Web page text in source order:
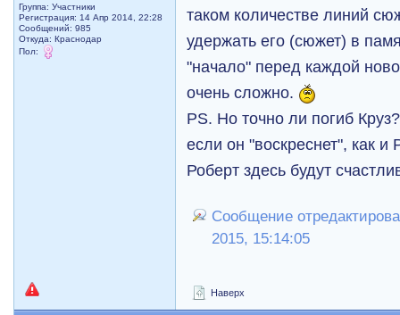
Группа: Участники
Регистрация: 14 Апр 2014, 22:28
Сообщений: 985
Откуда: Краснодар
Пол:
таком количестве линий
удержать его (сюжет) в
"начало" перед каждой
очень сложно.
PS. Но точно ли погиб
если он "воскреснет", как
Роберт здесь будут
Сообщение
2015, 15:14:05
Наверх